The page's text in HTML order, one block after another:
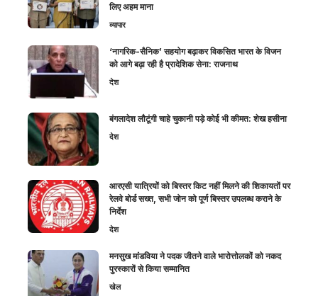
लिए अहम माना
व्यापार
‘नागरिक-सैनिक’ सहयोग बढ़ाकर विकसित भारत के विजन
को आगे बढ़ा रही है प्रादेशिक सेना: राजनाथ
देश
बंगलादेश लौटूंगी चाहे चुकानी पड़े कोई भी कीमत: शेख हसीना
देश
आरएसी यात्रियों को बिस्तर किट नहीं मिलने की शिकायतों पर
रेलवे बोर्ड सख्त, सभी जोन को पूर्ण बिस्तर उपलब्ध कराने के
निर्देश
देश
मनसुख मांडविया ने पदक जीतने वाले भारोत्तोलकों को नकद
पुरस्कारों से किया सम्मानित
खेल